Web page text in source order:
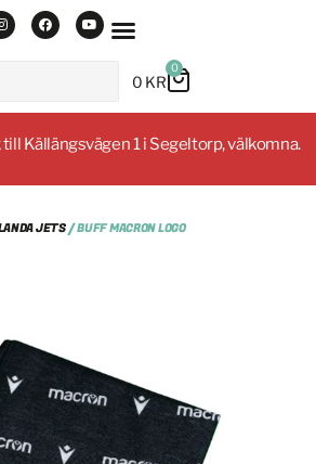
0 KR
0
Källängsvägen 1 i Segeltorp, välkomna.
JETS/ BUFF MACRON LOGO